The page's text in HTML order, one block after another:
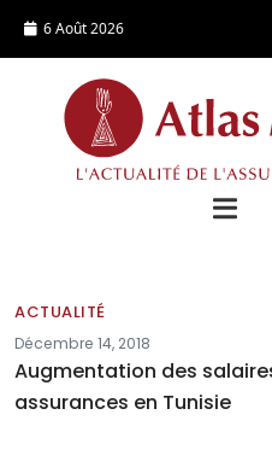
6 Août 2026
ACTUALITÉ
Décembre 14, 2018
Augmentation des
assurances en Tunisie